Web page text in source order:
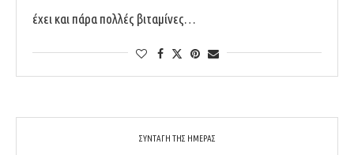
έχει και πάρα πολλές βιταμίνες…
ΣΥΝΤΑΓΗ ΤΗΣ ΗΜΕΡΑΣ